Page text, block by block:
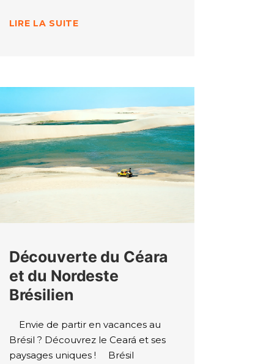
LIRE LA SUITE
Découverte du Céara
et du Nordeste
Brésilien
Envie de partir en vacances au
Brésil ? Découvrez le Ceará et ses
paysages uniques ! Brésil